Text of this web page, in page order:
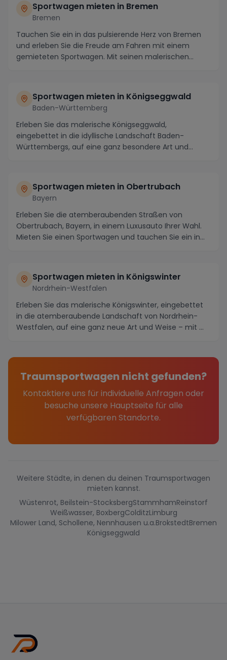
Sportwagen mieten in Bremen
Bremen
Tauchen Sie ein in das pulsierende Herz von Bremen
und erleben Sie die Freude am Fahren mit einem
gemieteten Sportwagen. Mit seinen malerischen
Sportwagen mieten in Königseggwald
Baden-Württemberg
Erleben Sie das malerische Königseggwald,
eingebettet in die idyllische Landschaft Baden-
Württembergs, auf eine ganz besondere Art und
Sportwagen mieten in Obertrubach
Bayern
Erleben Sie die atemberaubenden Straßen von
Obertrubach, Bayern, in einem Luxusauto Ihrer Wahl.
Mieten Sie einen Sportwagen und tauchen Sie ein in
Sportwagen mieten in Königswinter
Nordrhein-Westfalen
Erleben Sie das malerische Königswinter, eingebettet
in die atemberaubende Landschaft von Nordrhein-
Westfalen, auf eine ganz neue Art und Weise – mit ...
Traumsportwagen nicht gefunden?
Kontaktiere uns für individuelle Anfragen oder
besuche unsere Hauptseite für alle
verfügbaren Standorte.
Weitere Städte, in denen du deinen Traumsportwagen
mieten kannst.
Wüstenrot, Beilstein-StocksbergStammhamReinstorf
Weißwasser, BoxbergColditzLimburg
Milower Land, Schollene, Nennhausen u.a.BrokstedtBremen
Königseggwald